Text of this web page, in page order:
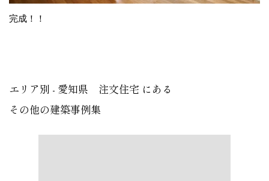
完成！！
エリア別 - 愛知県 注文住宅 にある
その他の建築事例集